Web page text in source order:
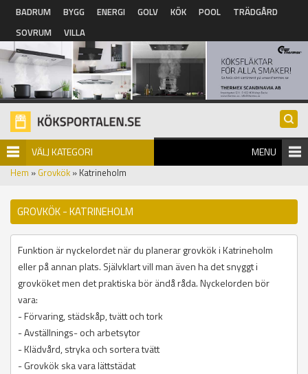
Hoppa till huvudinnehåll
BADRUM BYGG ENERGI GOLV KÖK POOL
TRÄDGÅRD
SOVRUM
VILLA
VÄLJ KATEGORI MENU
Hem » Grovkök » Katrineholm
GROVKÖK - KATRINEHOLM
Funktion är nyckelordet när du planerar grovkök i Katrineholm
eller på annan plats. Självklart vill man även ha det snyggt i
grovköket men det praktiska bör ändå råda. Nyckelorden bör
vara:
- Förvaring, städskåp, tvätt och tork
- Avställnings- och arbetsytor
- Klädvård, stryka och sortera tvätt
- Grovkök ska vara lättstädat